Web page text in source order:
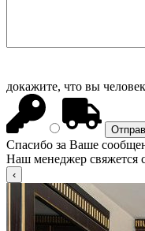
докажите, что вы
Спасибо за Ваше
Наш менеджер свяжется